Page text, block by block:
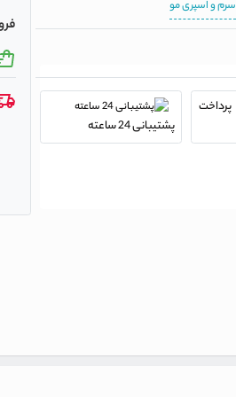
سرم و اسپری مو
پرداخت
پشتیبانی 24 ساعته